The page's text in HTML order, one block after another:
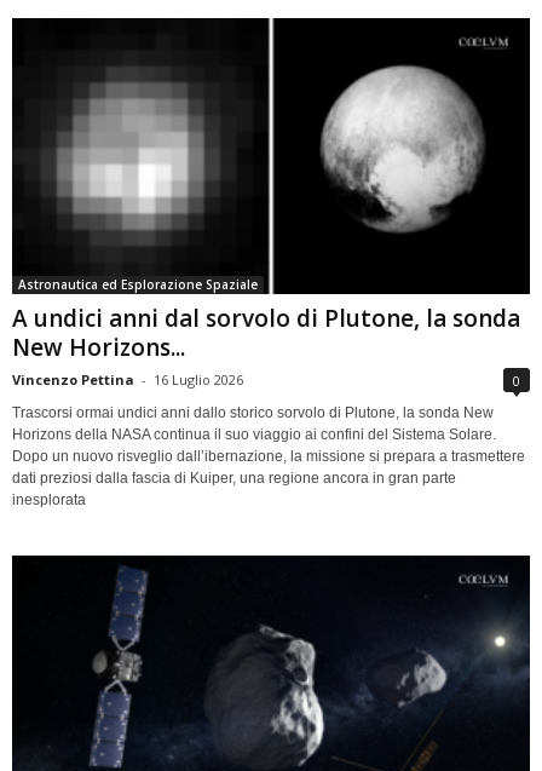
Astronautica ed Esplorazione Spaziale
A undici anni dal sorvolo di Plutone, la sonda
New Horizons...
Vincenzo Pettina - 16 Luglio 2026 0
Trascorsi ormai undici anni dallo storico sorvolo di Plutone, la sonda New
Horizons della NASA continua il suo viaggio ai confini del Sistema Solare.
Dopo un nuovo risveglio dall’ibernazione, la missione si prepara a trasmettere
dati preziosi dalla fascia di Kuiper, una regione ancora in gran parte
inesplorata